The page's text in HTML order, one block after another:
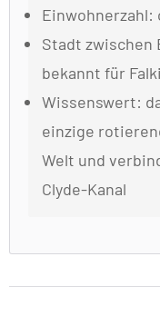
Einwohnerzahl:
Stadt zwischen
bekannt für
Wissenswert:
einzige
Welt und
Clyde-Kanal